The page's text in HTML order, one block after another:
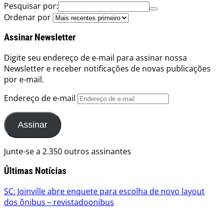
Pesquisar por:
Ordenar por
Assinar Newsletter
Digite seu endereço de e-mail para assinar nossa
Newsletter e receber notificações de novas publicações
por e-mail.
Endereço de e-mail
Assinar
Junte-se a 2.350 outros assinantes
Últimas Notícias
SC: Joinville abre enquete para escolha de novo layout
dos ônibus – revistadoonibus